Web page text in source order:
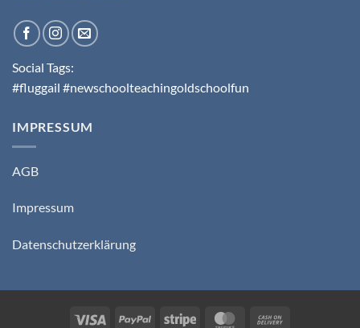
Social Tags:
#fluggail #newschoolteachingoldschoolfun
IMPRESSUM
AGB
Impressum
Datenschutzerklärung
Visa PayPal Stripe MasterCard